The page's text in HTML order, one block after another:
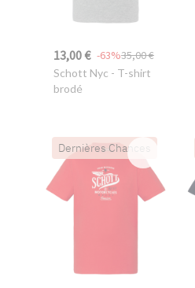
13,00 € 35,00 €
-63%
Schott Nyc - T-shirt
brodé
Dernières Chances